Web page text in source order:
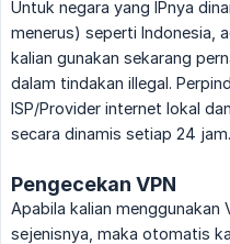
Untuk negara yang IPnya
menerus) seperti Indonesia,
kalian gunakan sekarang
dalam tindakan illegal.
ISP/Provider internet lokal
secara dinamis setiap 24 jam.
Pengecekan VPN
Apabila kalian menggunakan
sejenisnya, maka otomatis